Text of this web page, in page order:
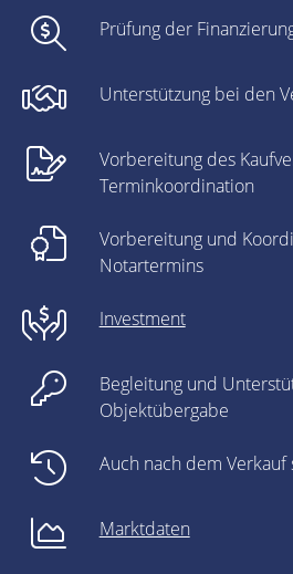
Prüfung der
Unterstützung bei den
Vorbereitung des
Terminkoordination
Vorbereitung und
Notartermins
Investment
Begleitung und
Objektübergabe
Auch nach dem
Marktdaten